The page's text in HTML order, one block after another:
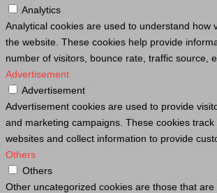
Analytics
Analytical cookies are used to understand how
the website. These cookies help provide
number of visitors, bounce rate, traffic source,
Advertisement
Advertisement
Advertisement cookies are used to provide
and marketing campaigns. These cookies
websites and collect information to provide
Others
Others
Other uncategorized cookies are those that